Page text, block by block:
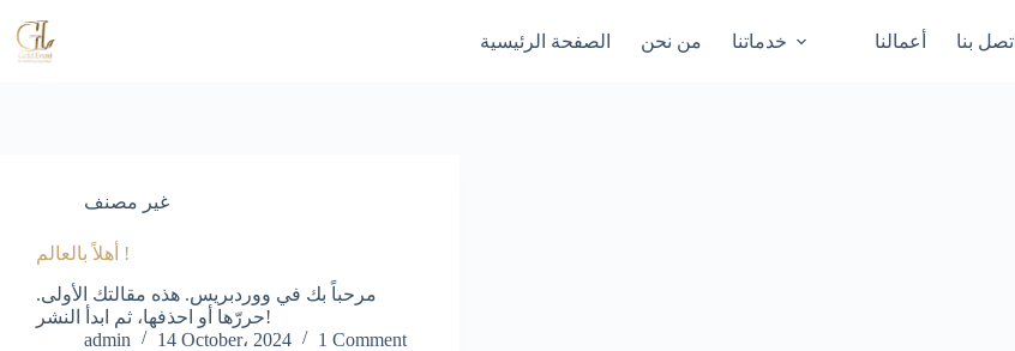
content
الصفحة الرئيسية من نحن خدماتنا أعمالنا اتصل بنا
غير مصنف
أهلاً بالعالم !
مرحباً بك في ووردبريس. هذه مقالتك الأولى.
حررّها أو احذفها، ثم ابدأ النشر!
admin
14 October، 2024 1 Comment